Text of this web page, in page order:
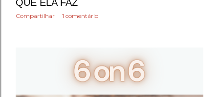
QUE ELA FAZ
Compartilhar 1 comentário